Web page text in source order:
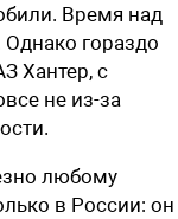
Время над
гораздо
Хантер, с
не из-за
любому
в России: он